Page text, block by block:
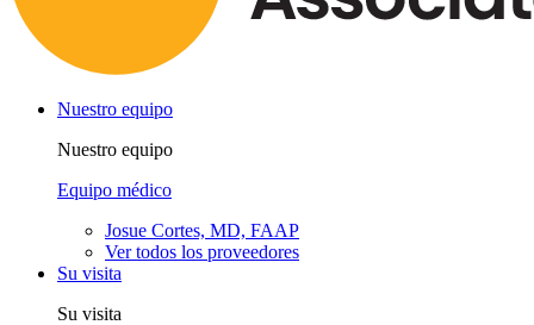
Nuestro equipo
Nuestro equipo
Equipo médico
Josue Cortes, MD, FAAP
Ver todos los proveedores
Su visita
Su visita